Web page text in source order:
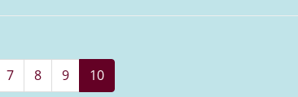
7 8 9 10